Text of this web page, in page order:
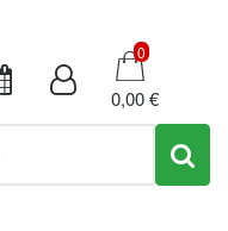
Καλάθι
0
0,00 €